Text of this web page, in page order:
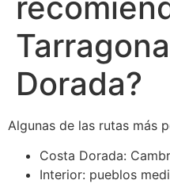
Dorada?
Algunas de las rutas más
Costa Dorada:
Interior: pueblos